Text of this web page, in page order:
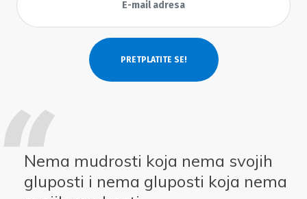
Nema mudrosti koja nema svojih
gluposti i nema gluposti koja nema